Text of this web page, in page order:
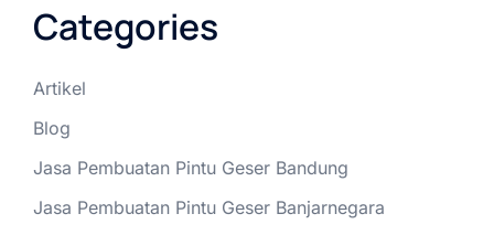
Categories
Artikel
Blog
Jasa Pembuatan Pintu Geser Bandung
Jasa Pembuatan Pintu Geser Banjarnegara